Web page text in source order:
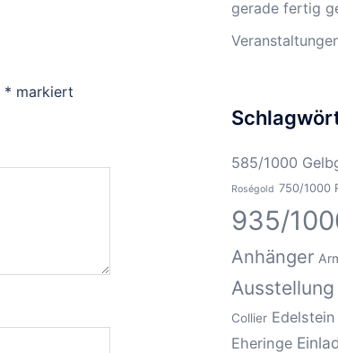
* markiert
gerade fertig
585/1000
Roségold 750/1000
935/
Anhänger
Ausstellung
Collier Edelstein
Eheringe